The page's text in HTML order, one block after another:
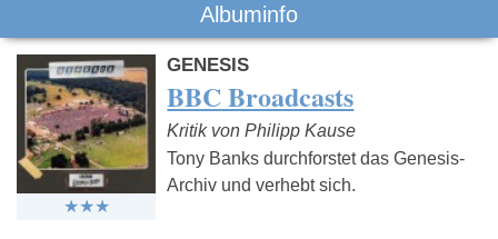
Albuminfo
GENESIS
BBC Broadcasts
Kritik von Philipp Kause
Tony Banks durchforstet das Genesis-
Archiv und verhebt sich.